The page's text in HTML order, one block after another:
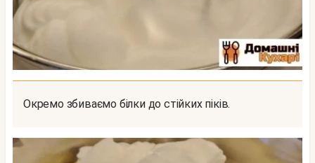
Окремо збиваємо білки до стійких піків.